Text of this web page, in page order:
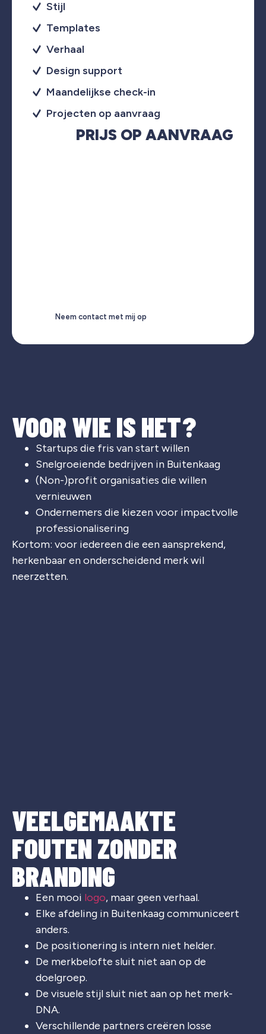
Stijl
Templates
Verhaal
Design support
Maandelijkse check-in
Projecten op aanvraag
PRIJS OP AANVRAAG
Neem contact met mij op
VOOR WIE IS HET?
Startups die fris van start willen
Snelgroeiende bedrijven in Buitenkaag
(Non-)profit organisaties die willen
vernieuwen
Ondernemers die kiezen voor impactvolle
professionalisering
Kortom: voor iedereen die een aansprekend,
herkenbaar en onderscheidend merk wil
neerzetten.
VEELGEMAAKTE
FOUTEN ZONDER
BRANDING
Een mooi logo, maar geen verhaal.
Elke afdeling in Buitenkaag communiceert
anders.
De positionering is intern niet helder.
De merkbelofte sluit niet aan op de
doelgroep.
De visuele stijl sluit niet aan op het merk-
DNA.
Verschillende partners creëren losse